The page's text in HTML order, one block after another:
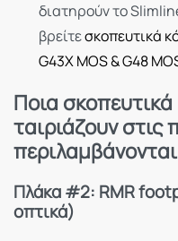
διατηρούν το
βρείτεσκοπευτικά
G43X MOS & G48
Ποια σκοπευτικά
ταιριάζουν
περιλαμβάνονται
Πλάκα #2: RMR
οπτικά)